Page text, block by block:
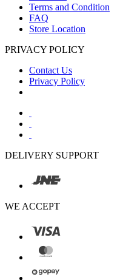
Terms and Condition
FAQ
Store Location
PRIVACY POLICY
Contact Us
Privacy Policy
DELIVERY SUPPORT
WE ACCEPT